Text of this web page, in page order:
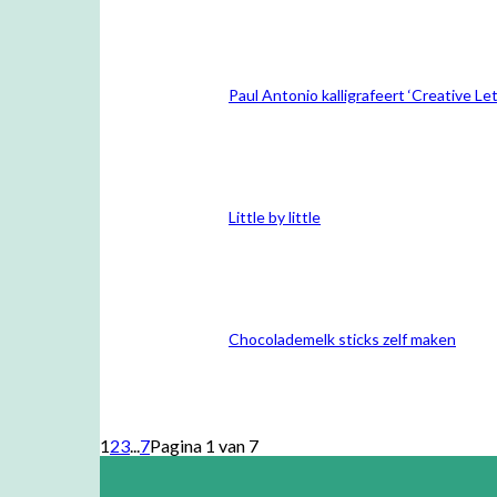
Paul Antonio kalligrafeert ‘Creative
Little by little
Chocolademelk sticks zelf maken
123...7Pagina 1 van 7